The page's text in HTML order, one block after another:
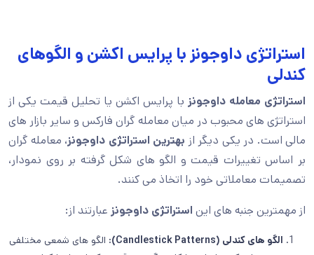
استراتژی داوجونز با پرایس اکشن و الگوهای
کندلی
استراتژی معامله داوجونز با پرایس اکشن یا تحلیل قیمت یکی از
استراتژی های محبوب در میان معامله گران فارکس و سایر بازار های
مالی است. در یکی دیگر از بهترین استراتژی داوجونز، معامله گران
بر اساس تغییرات قیمت و الگو های شکل گرفته بر روی نمودار،
تصمیمات معاملاتی خود را اتخاذ می کنند.
از مهمترین جنبه های این استراتژی داوجونز عبارتند از:
الگو های کندلی (Candlestick Patterns):
الگو های شمعی مختلفی